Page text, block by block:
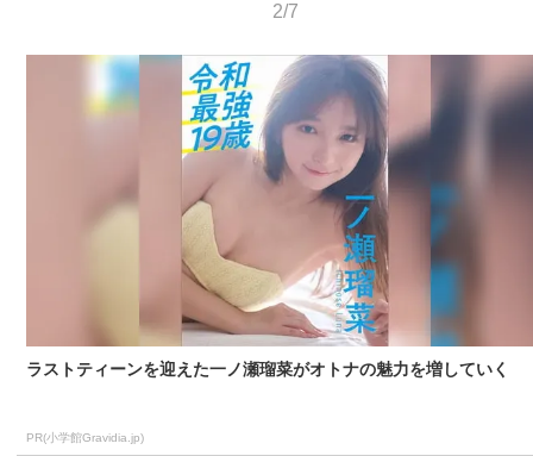
2/7
ラストティーンを迎えた一ノ瀬瑠菜がオトナの魅力を増していく
PR(小学館Gravidia.jp)